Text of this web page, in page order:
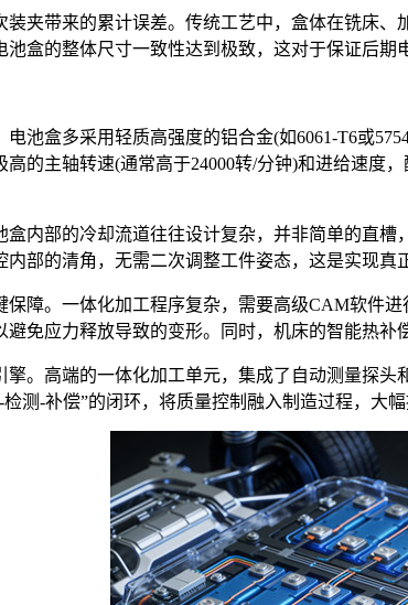
带来的累计误差。传统工艺中，盒体在铣床、
盒的整体尺寸一致性达到极致，这对于保证后期
盒多采用轻质高强度的铝合金(如6061-T6或
的主轴转速(通常高于24000转/分钟)和进给速度
部的冷却流道往往设计复杂，并非简单的直槽
部的清角，无需二次调整工件姿态，这是实现真
。一体化加工程序复杂，需要高级CAM软件进
免应力释放导致的变形。同时，机床的智能热
高端的一体化加工单元，集成了自动测量探头
测-补偿”的闭环，将质量控制融入制造过程，大幅